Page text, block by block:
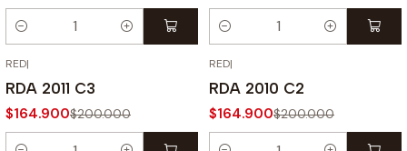
Cantidad Cantidad
RED|
RDA 2011 C3
$164.900$200.000
RED|
RDA 2010 C2
$164.900$200.000